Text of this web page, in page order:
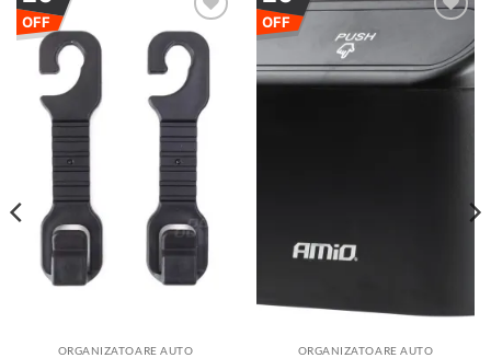
OFF
Adauga
favorite
ORGANIZATOARE AUTO
OFF
favorite
ORGANIZATOARE AUTO